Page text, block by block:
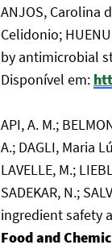
ANJOS, Carolina
Celidonio;
by antimicrobial
Disponível em:
API, A. M.;
A.; DAGLI, Maria
LAVELLE, M.;
SADEKAR, N.;
ingredient safety
Food and